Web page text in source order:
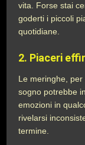
vita. Forse stai
goderti i piccoli
quotidiane.
2. Piaceri
Le meringhe,
sogno potrebbe
emozioni in
rivelarsi
termine.